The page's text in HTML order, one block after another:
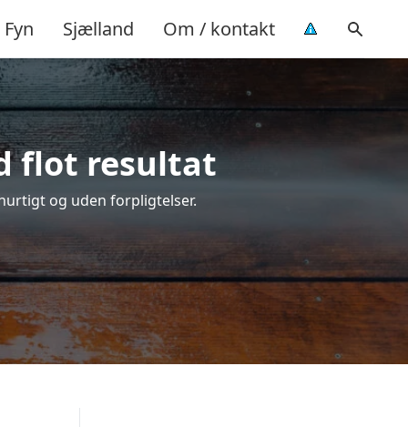
Fyn Sjælland Om / kontakt
flot resultat
og uden forpligtelser.